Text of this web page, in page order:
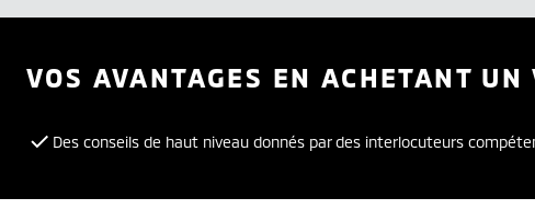
VOS AVANTAGES EN ACHETANT UN
Des conseils de haut niveau donnés par des interlocuteurs